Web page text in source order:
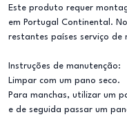
Este produto requer
em Portugal Continental.
restantes países serviço de
Instruções de manutenção:
Limpar com um pano seco.
Para manchas, utilizar um
e de seguida passar um